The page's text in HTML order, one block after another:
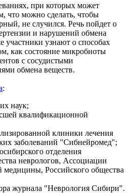
при которых может
что можно сделать, чтобы
не случился. Речь пойдет о
и нарушений обмена
участники узнают о способах
как состояние микробиоты
с сосудистыми
обмена веществ.
:
наук;
квалификационной
клиники лечения
заболеваний "Сибнейромед";
отделения
неврологов, Ассоциации
Российского общества
журнала "Неврология Сибири".